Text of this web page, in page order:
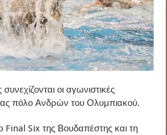
οι αγωνιστικές
πόλο Ανδρών του Ολυμπιακού.
Final Six της Βουδαπέστης και τη